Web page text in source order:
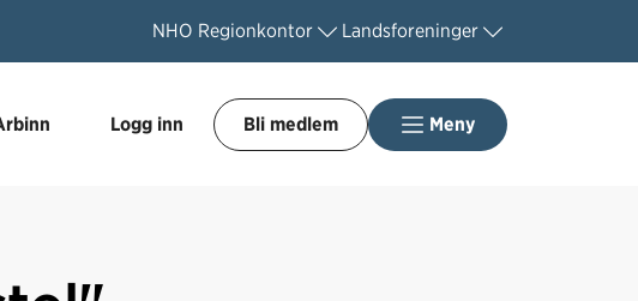
NHO Regionkontor Landsforeninger
Logg inn Bli medlem Meny